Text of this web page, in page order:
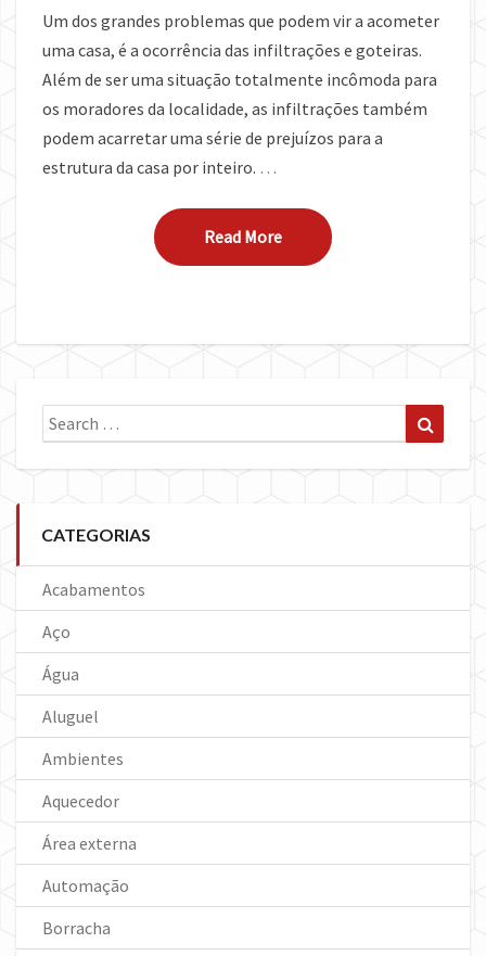
Um dos grandes problemas que podem vir a acometer
uma casa, é a ocorrência das infiltrações e goteiras.
Além de ser uma situação totalmente incômoda para
os moradores da localidade, as infiltrações também
podem acarretar uma série de prejuízos para a
estrutura da casa por inteiro. …
Read MoreRead More
Search
for:
CATEGORIAS
Acabamentos
Aço
Água
Aluguel
Ambientes
Aquecedor
Área externa
Automação
Borracha